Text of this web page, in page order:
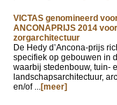
VICTAS genomineerd
ANCONAPRIJS 2014
zorgarchitectuur
De Hedy d’Ancona-prijs
specifiek op gebouwen in
waarbij stedenbouw, tuin-
landschapsarchitectuur,
en/of ...[meer]